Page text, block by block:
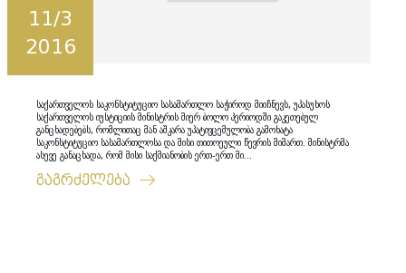
11/3
2016
საქართველოს საკონსტიტუციო სასამართლო საჭიროდ მიიჩნევს, უპასუხოს
საქართველოს იუსტიციის მინისტრის მიერ ბოლო პერიოდში გაკეთებულ
განცხადებებს, რომლითაც მან აშკარა უპატივცემულობა გამოხატა
საკონსტიტუციო სასამართლოსა და მისი თითოეული წევრის მიმართ. მინისტრმა
ასევე განაცხადა, რომ მისი საქმიანობის ერთ-ერთ მი...
გაგრძელება